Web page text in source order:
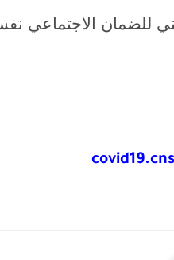
للضمان الاجتماعي